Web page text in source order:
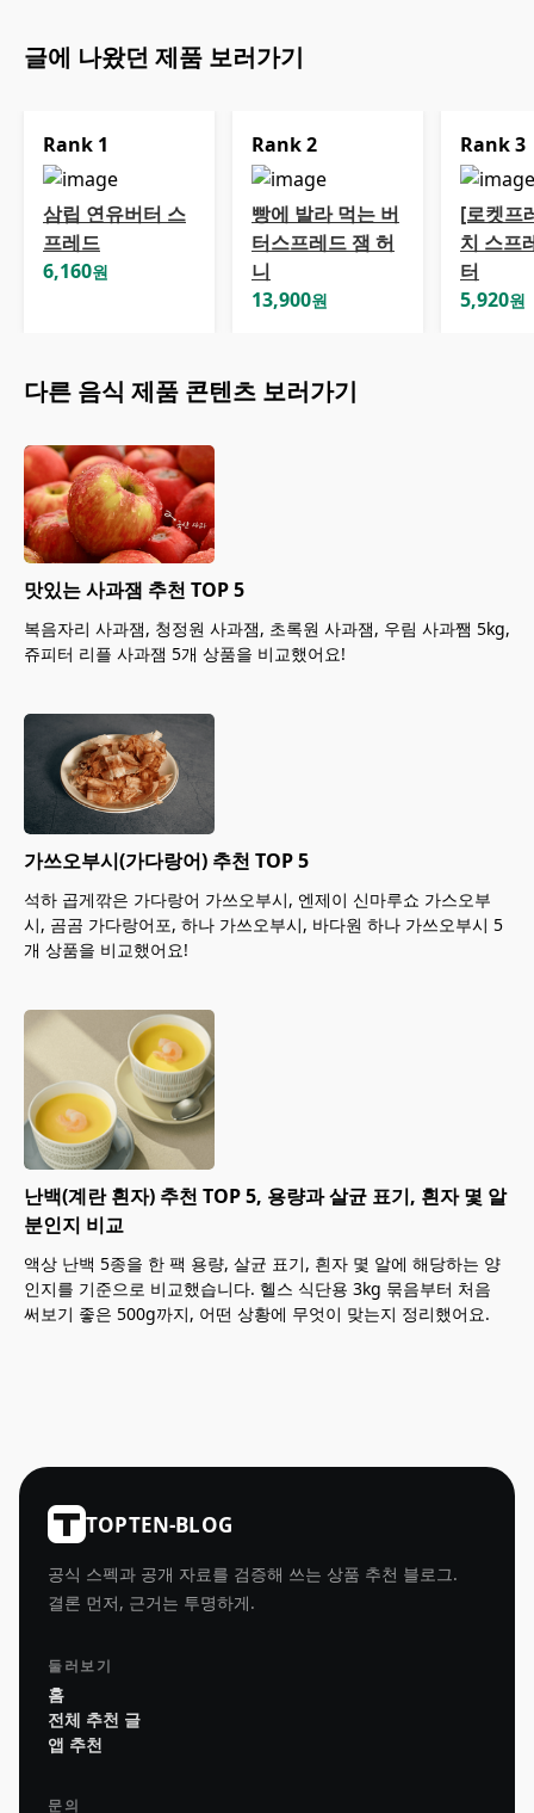
글에 나왔던 제품 보러가기
Rank 1
삼립 연유버터 스
프레드
6,160원
Rank2
빵에 발라 먹는 버
터스프레드 잼 허
니
13,900원
Rank3
[로켓프
치 스프
터
5,920원
다른 음식 제품 콘텐츠 보러가기
맛있는 사과잼 추천 TOP 5
복음자리 사과잼, 청정원 사과잼, 초록원 사과잼, 우림 사과쨈 5kg,
쥬피터 리플 사과잼 5개 상품을 비교했어요!
가쓰오부시(가다랑어) 추천 TOP 5
석하 곱게깎은 가다랑어 가쓰오부시, 엔제이 신마루쇼 가스오부
시, 곰곰 가다랑어포, 하나 가쓰오부시, 바다원 하나 가쓰오부시 5
개 상품을 비교했어요!
난백(계란 흰자) 추천 TOP 5, 용량과 살균 표기, 흰자 몇 알
분인지 비교
액상 난백 5종을 한 팩 용량, 살균 표기, 흰자 몇 알에 해당하는 양
인지를 기준으로 비교했습니다. 헬스 식단용 3kg 묶음부터 처음
써보기 좋은 500g까지, 어떤 상황에 무엇이 맞는지 정리했어요.
TOPTEN-BLOG
공식 스펙과 공개 자료를 검증해 쓰는 상품 추천 블로그.
결론 먼저, 근거는 투명하게.
둘러보기
홈
전체 추천 글
앱 추천
문의